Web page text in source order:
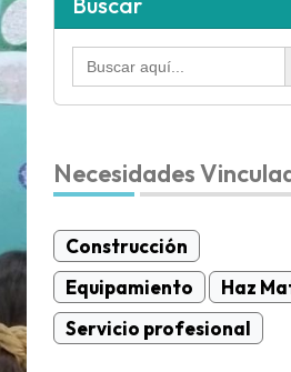
Buscar:
Necesidades
Construcción
Equipamiento
Haz
Servicio profesional